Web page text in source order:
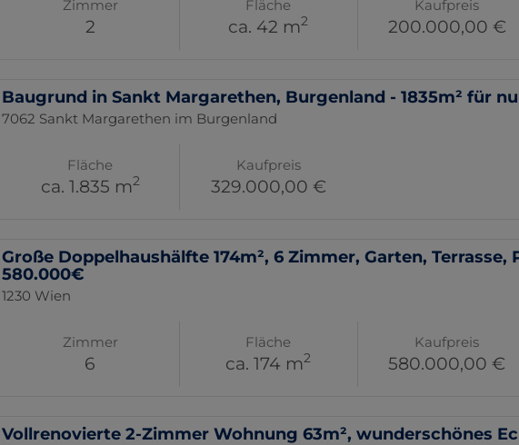
Zimmer
2
Fläche
ca. 42 m2
Kaufpreis
200.000,00 €
Baugrund in Sankt Margarethen, Burgenland - 1835m² für
7062 Sankt Margarethen im Burgenland
Fläche
ca. 1.835 m2
Kaufpreis
329.000,00 €
Große Doppelhaushälfte 174m², 6 Zimmer, Garten, Terrasse,
580.000€
1230 Wien
Zimmer
6
Fläche
ca. 174 m2
Kaufpreis
580.000,00 €
Vollrenovierte 2-Zimmer Wohnung 63m², wunderschönes